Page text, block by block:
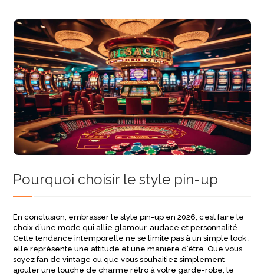
Pourquoi choisir le style pin-up
En conclusion, embrasser le style pin-up en 2026, c’est faire le
choix d’une mode qui allie glamour, audace et personnalité.
Cette tendance intemporelle ne se limite pas à un simple look ;
elle représente une attitude et une manière d’être. Que vous
soyez fan de vintage ou que vous souhaitiez simplement
ajouter une touche de charme rétro à votre garde-robe, le